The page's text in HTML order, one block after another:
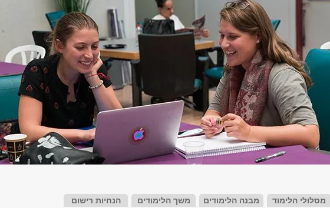
מסלולי הלימוד מבנה הלימודים משך הלימודים הנחיות רישום